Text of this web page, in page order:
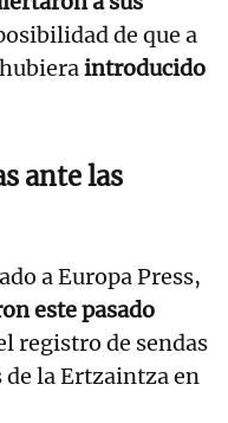
de que a
introducido
ante las
a Europa Press,
este pasado
registro de sendas
de la Ertzaintza en